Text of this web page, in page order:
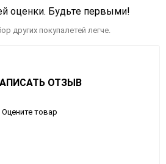
оценки. Будьте первыми!
других покупалетей легче.
ОТЗЫВ
Оцените товар